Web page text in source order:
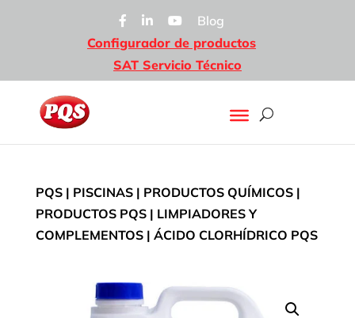
Blog
Configurador de productos
SAT Servicio Técnico
PQS| PISCINAS| PRODUCTOS QUÍMICOS|
PRODUCTOS PQS| LIMPIADORES Y
COMPLEMENTOS| ÁCIDO CLORHÍDRICO PQS